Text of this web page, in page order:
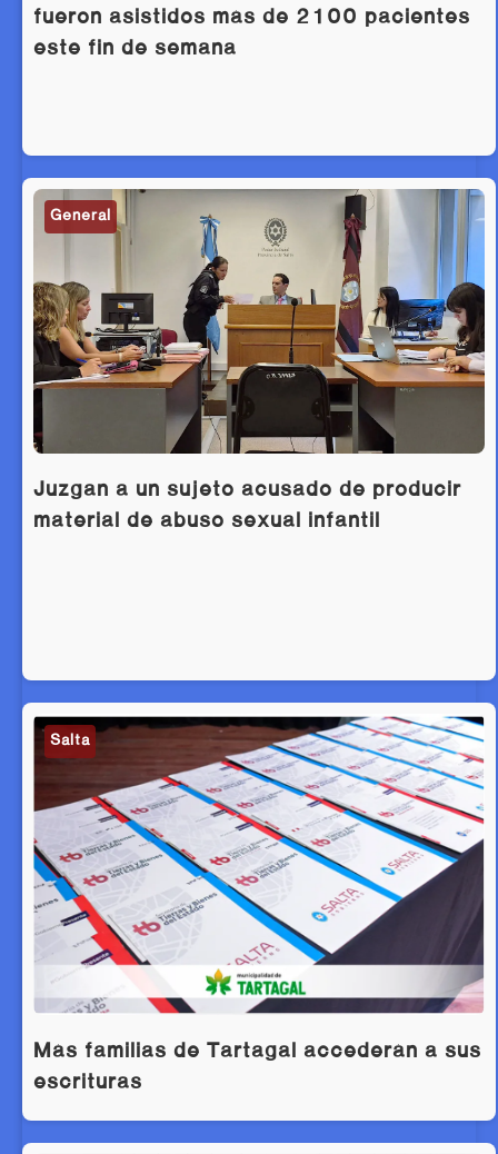
fueron asistidos más de 2100 pacientes
este fin de semana
General
Juzgan a un sujeto acusado de producir
material de abuso sexual infantil
Salta
Más familias de Tartagal accederán a sus
escrituras